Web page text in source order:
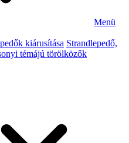
Menü
kiárusítása Strandlepedő,
témájú törölközők